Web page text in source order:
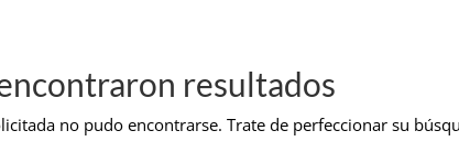
resultados
no pudo encontrarse. Trate de perfeccionar su